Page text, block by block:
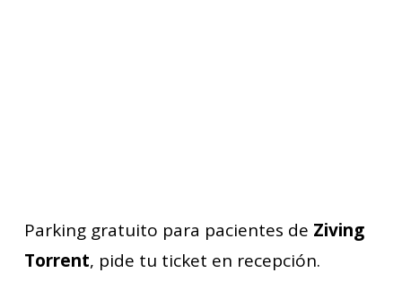
Parking gratuito para pacientes de Ziving
Torrent, pide tu ticket en recepción.